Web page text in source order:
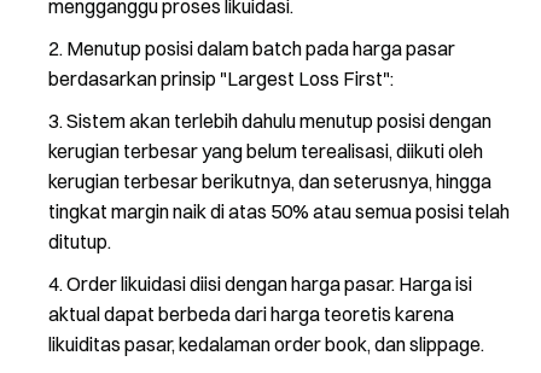
mengganggu proses likuidasi.
Menutup posisi dalam batch pada harga pasar
berdasarkan prinsip "Largest Loss First":
Sistem akan terlebih dahulu menutup posisi dengan
kerugian terbesar yang belum terealisasi, diikuti oleh
kerugian terbesar berikutnya, dan seterusnya, hingga
tingkat margin naik di atas 50% atau semua posisi telah
ditutup.
Order likuidasi diisi dengan harga pasar. Harga isi
aktual dapat berbeda dari harga teoretis karena
likuiditas pasar, kedalaman order book, dan slippage.